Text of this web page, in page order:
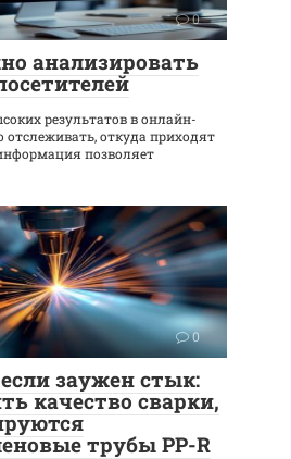
0
анализировать
результатов в онлайн-
отслеживать, откуда приходят
позволяет
0
заужен стык:
качество сварки,
трубы PP-R